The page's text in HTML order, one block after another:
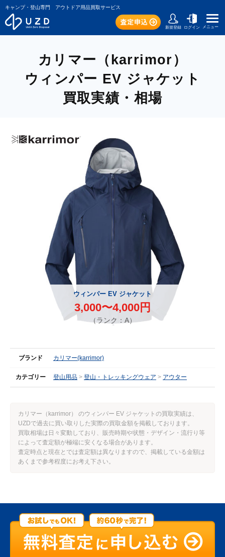
キャンプ・登山専門 アウトドア用品買取サービス
新規登録 ログイン メニュー
カリマー（karrimor）
ウィンパー EV ジャケット
買取実績・相場
ウィンパー EV ジャケット
3,000〜4,000円
（ランク：A）
ブランド カリマー(karrimor)
カテゴリー 登山用品 登山・トレッキングウェア アウター
カリマー（karrimor） のウィンパー EV ジャケットの買取実績は、
UZDで過去に買い取りした実際の買取金額を掲載しております。
買取相場は日々変動しており、販売時期や状態・デザイン・流行り等
によって査定額が極端に安くなる場合があります。
査定時点と現在とでは査定額は異なりますので、掲載している金額は
あくまで参考程度にお考え下さい。